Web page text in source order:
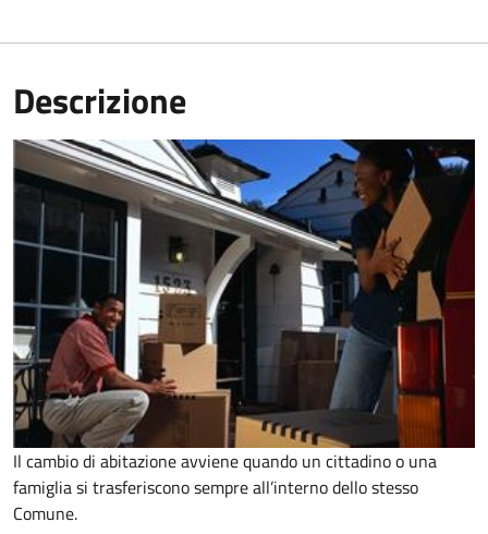
Descrizione
Il cambio di abitazione avviene quando un cittadino o una
famiglia si trasferiscono sempre all’interno dello stesso
Comune.